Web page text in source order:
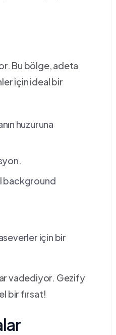
Bu bölge, adeta
için ideal bir
⁢huzuruna
background
için bir
vadediyor. Gezify​
bir ⁣fırsat!